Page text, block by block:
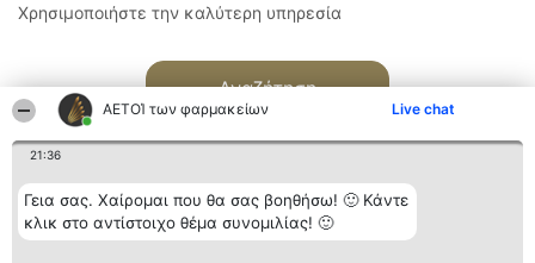
ΑΕΤΟΊ των φαρμακείων Live chat
21:36
Γεια σας. Χαίρομαι που θα σας βοηθήσω! 🙂 Κάντε
κλικ στο αντίστοιχο θέμα συνομιλίας! 🙂
Χρησιμοποιήστε την καλύτερη υπηρεσία
Αναζήτηση